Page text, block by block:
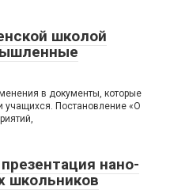
школой
в документы, которые
учащихся. Постановление «О
нано-
школьников